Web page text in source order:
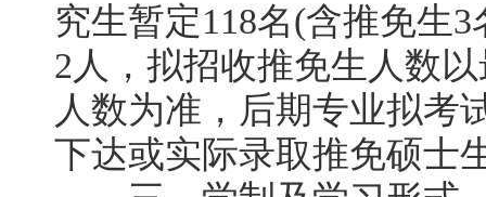
究生暂定118名(含推免生
2人，拟招收推免生人数
人数为准，后期专业拟考
下达或实际录取推免硕士